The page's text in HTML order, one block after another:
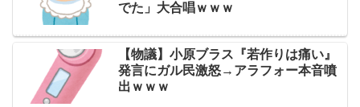
でた」大合唱ｗｗｗ
【物議】小原ブラス『若作りは痛い』
発言にガル民激怒→アラフォー本音噴
出ｗｗｗ